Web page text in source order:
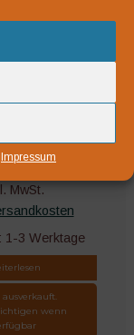
Impressum
2,5 g
MwSt.
1-3 Werktage
ausverkauft.
wenn